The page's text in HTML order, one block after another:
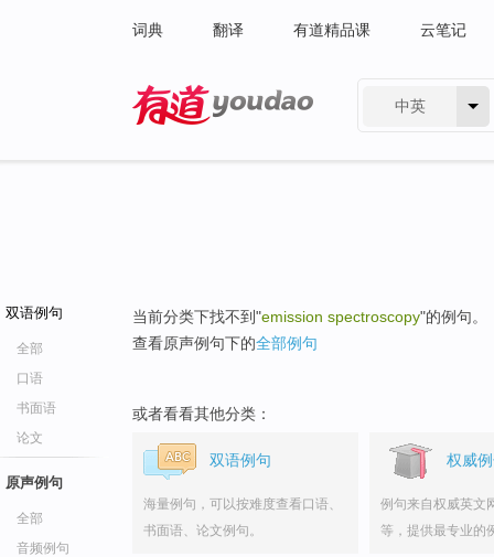
词典 翻译 有道精品课 云笔记
中英
双语例句
全部
口语
书面语
论文
原声例句
全部
音频例句
当前分类下找不到"emission spectroscopy"的例句。
查看原声例句下的全部例句
或者看看其他分类：
双语例句
海量例句，可以按难度查看口语、
书面语、论文例句。
权威
例句来自权威英文
等，提供最专业的